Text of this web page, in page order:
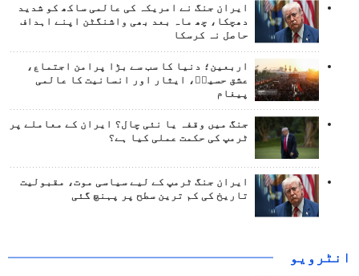
ایران جنگ نے امریکہ کی عالمی ساکھ کو شدید
دھچکا، چھ ماہ بعد بھی واشنگٹن اپنے اہداف
حاصل نہ کرسکا
اربعین؛ دنیا کا سب سے بڑا پرامن اجتماع،
عشق حسینؑ، ایثار اور انسانیت کا عالمی
پیغام
جنگ میں وقفہ یا نئی چال؟ ایران کے معاملے پر
ٹرمپ کی حکمت عملی کیا ہے؟
ایران جنگ ٹرمپ کے لیے سیاسی موت، مقبولیت
تاریخ کی کم ترین سطح پر پہنچ گئی
انٹرويو